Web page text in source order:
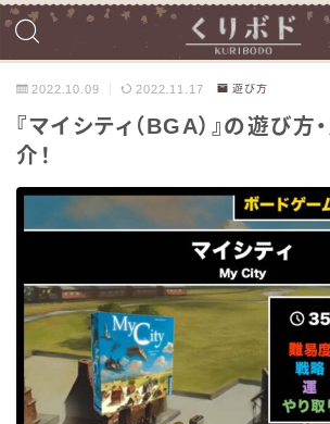
2022.10.09 2022.11.17 遊び方
『マイシティ（BGA）』の遊び方
介！